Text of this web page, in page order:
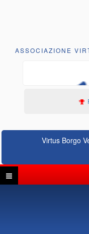
ASSOCIAZIONE
Virtus Borgo